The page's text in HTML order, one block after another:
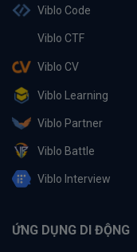
Viblo Code
Viblo CTF
Viblo CV
Viblo Learning
Viblo Partner
Viblo Battle
Viblo Interview
ỨNG DỤNG DI ĐỘNG